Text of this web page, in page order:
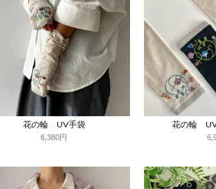
花の輪 UV手袋
6,380円
花の輪 UV